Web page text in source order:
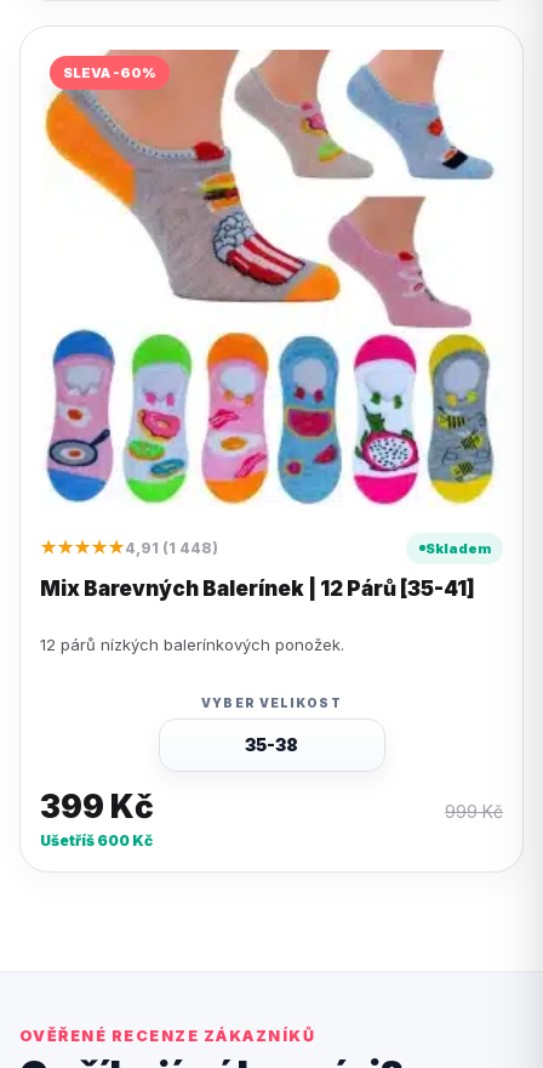
SLEVA -60%
★★★★★4,91 (1 448) Skladem
Mix Barevných Balerínek | 12 Párů [35-41]
12 párů nízkých balerínkových ponožek.
VYBER VELIKOST
35-38
399 Kč 999Kč
Ušetříš 600 Kč
OVĚŘENÉ RECENZE ZÁKAZNÍKŮ